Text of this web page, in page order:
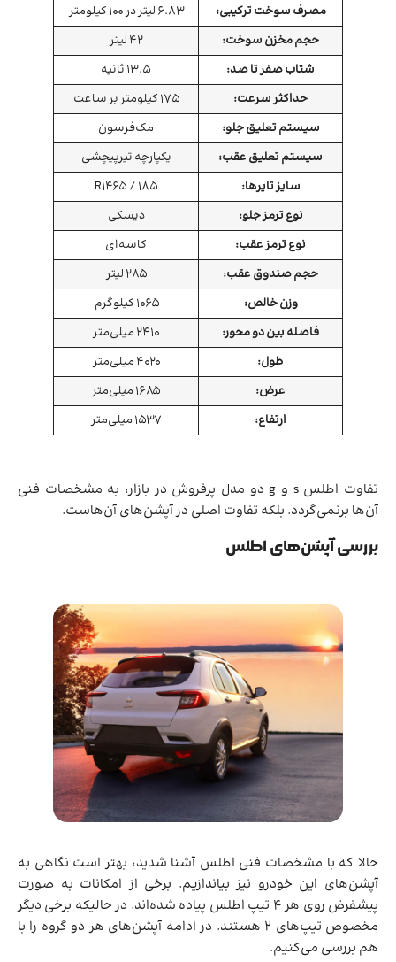
مصرف سوخت ترکیبی:
6.83 لیتر در 100 کیلومتر
حجم مخزن سوخت:
42 لیتر
شتاب صفر تا صد:
13.5 ثانیه
حداکثر سرعت:
175 کیلومتر بر ساعت
سیستم تعلیق جلو:
مک‌فرسون
سیستم تعلیق عقب:
یکپارچه تیرپیچشی
سایز تایرها:
R1465 / 185
نوع ترمز جلو:
دیسکی
نوع ترمز عقب:
کاسه‌ای
حجم صندوق عقب:
285 لیتر
وزن خالص:
1065 کیلوگرم
فاصله بین دو محور:
2410 میلی‌متر
طول:
4020 میلی‌متر
عرض:
1685 میلی‌متر
ارتفاع:
1537 میلی‌متر
تفاوت اطلس s و g دو مدل پرفروش در بازار، به مشخصات فنی
آن‌ها برنمی‌گردد. بلکه تفاوت اصلی در آپشن‌های آن‌هاست.
بررسی آپشن‌های اطلس
حالا که با مشخصات فنی اطلس آشنا شدید، بهتر است نگاهی به
آپشن‌های این خودرو نیز بیاندازیم. برخی از امکانات به صورت
پیشفرض روی هر 4 تیپ‌ اطلس پیاده شده‌اند. در حالیکه برخی دیگر
مخصوص تیپ‌‌های 2 هستند. در ادامه آپشن‌های هر دو گروه را با
هم بررسی می‌کنیم.